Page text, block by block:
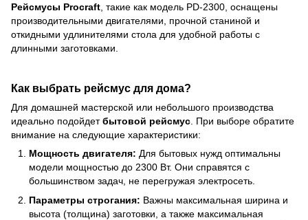
Рейсмусы Procraft , такие как модель PD-2300, оснащены
производительными двигателями, прочной станиной и
откидными удлинителями стола для удобной работы с
длинными заготовками.
Как выбрать рейсмус для дома?
Для домашней мастерской или небольшого производства
идеально подойдетбытовой рейсмус . При выборе обратите
внимание на следующие характеристики:
Мощность двигателя: Для бытовых нужд оптимальны
модели мощностью до 2300 Вт. Они справятся с
большинством задач, не перегружая электросеть.
Параметры строгания: Важны максимальная ширина и
высота (толщина) заготовки, а также максимальная